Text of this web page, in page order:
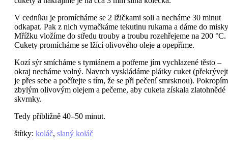
V cedníku je promícháme se 2 lžičkami soli a necháme 30 minut
odkapat. Pak z nich vymačkáme tekutinu rukama a dáme do
Mřížku vložíme do středu trouby a troubu rozehřejeme na 200 °C.
Cukety promícháme se lžící olivového oleje a opepříme.
Kozí sýr smícháme s tymiánem a potřeme jím vychlazené těsto –
okraj necháme volný. Navrch vyskládáme plátky cuket
je přes sebe a počítejte s tím, že se při pečení smrsknou).
zbylým olivovým olejem a pečeme, aby cuketa získala zlatohnědé
skvrnky.
Tedy přibližně 40–50 minut.
štítky: koláč, slaný koláč